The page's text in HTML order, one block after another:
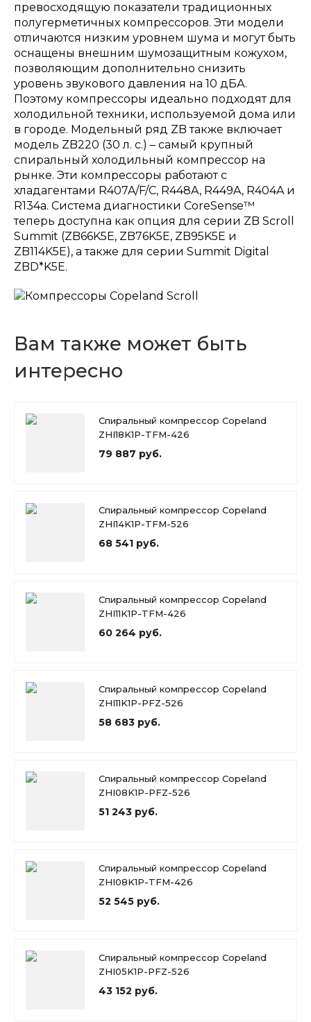
превосходящую показатели традиционных
полугерметичных компрессоров. Эти модели
отличаются низким уровнем шума и могут быть
оснащены внешним шумозащитным кожухом,
позволяющим дополнительно снизить
уровень звукового давления на 10 дБА.
Поэтому компрессоры идеально подходят для
холодильной техники, используемой дома или
в городе. Модельный ряд ZB также включает
модель ZB220 (30 л. с.) – самый крупный
спиральный холодильный компрессор на
рынке. Эти компрессоры работают с
хладагентами R407A/F/C, R448A, R449A, R404A и
R134a. Система диагностики CoreSense™
теперь доступна как опция для серии ZB Scroll
Summit (ZB66K5E, ZB76K5E, ZB95K5E и
ZB114K5E), а также для серии Summit Digital
ZBD*K5E.
Вам также может быть
интересно
Спиральный компрессор Copeland
ZHI18K1P-TFM-426
79 887 руб.
Спиральный компрессор Copeland
ZHI14K1P-TFM-526
68 541 руб.
Спиральный компрессор Copeland
ZHI11K1P-TFM-426
60 264 руб.
Спиральный компрессор Copeland
ZHI11K1P-PFZ-526
58 683 руб.
Спиральный компрессор Copeland
ZHI08K1P-PFZ-526
51 243 руб.
Спиральный компрессор Copeland
ZHI08K1P-TFM-426
52 545 руб.
Спиральный компрессор Copeland
ZHI05K1P-PFZ-526
43 152 руб.